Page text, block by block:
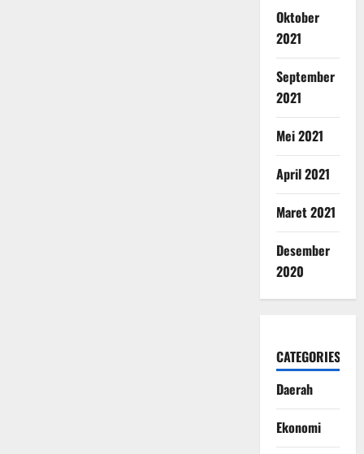
Oktober
2021
September
2021
Mei 2021
April 2021
Maret 2021
Desember
2020
CATEGORIES
Daerah
Ekonomi